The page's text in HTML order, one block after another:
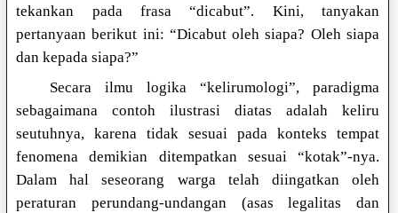
tekankan pada frasa “dicabut”. Kini, tanyakan
pertanyaan berikut ini: “Dicabut oleh siapa? Oleh siapa
dan kepada siapa?”
Secara ilmu logika “kelirumologi”, paradigma
sebagaimana contoh ilustrasi diatas adalah keliru
seutuhnya, karena tidak sesuai pada konteks tempat
fenomena demikian ditempatkan sesuai “kotak”-nya.
Dalam hal seseorang warga telah diingatkan oleh
peraturan perundang-undangan (asas legalitas dan